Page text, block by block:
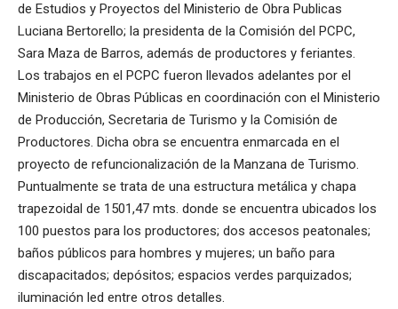
de Estudios y Proyectos del Ministerio de Obra Publicas
Luciana Bertorello; la presidenta de la Comisión del PCPC,
Sara Maza de Barros, además de productores y feriantes.
Los trabajos en el PCPC fueron llevados adelantes por el
Ministerio de Obras Públicas en coordinación con el Ministerio
de Producción, Secretaria de Turismo y la Comisión de
Productores. Dicha obra se encuentra enmarcada en el
proyecto de refuncionalización de la Manzana de Turismo.
Puntualmente se trata de una estructura metálica y chapa
trapezoidal de 1501,47 mts. donde se encuentra ubicados los
100 puestos para los productores; dos accesos peatonales;
baños públicos para hombres y mujeres; un baño para
discapacitados; depósitos; espacios verdes parquizados;
iluminación led entre otros detalles.